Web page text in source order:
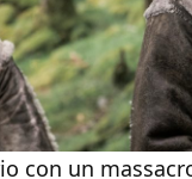
con un